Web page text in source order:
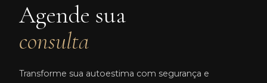
Agende sua
consulta
Transforme sua autoestima com segurança e